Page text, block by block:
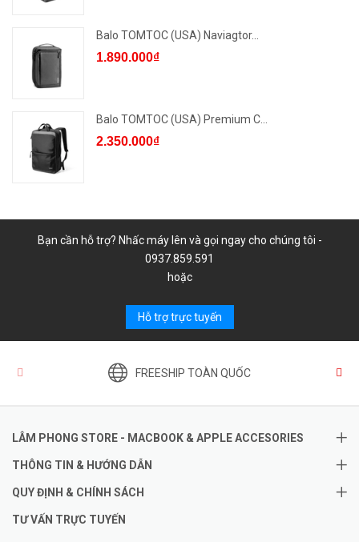
Balo TOMTOC (USA) Naviagtor...
1.890.000₫
Balo TOMTOC (USA) Premium C...
2.350.000₫
Bạn cần hỗ trợ? Nhấc máy lên và gọi ngay cho chúng tôi -
0937.859.591
hoặc
Hỗ trợ trực tuyến
FREESHIP TOÀN QUỐC
LÂM PHONG STORE - MACBOOK & APPLE ACCESORIES
THÔNG TIN & HƯỚNG DẪN
QUY ĐỊNH & CHÍNH SÁCH
TƯ VẤN TRỰC TUYẾN